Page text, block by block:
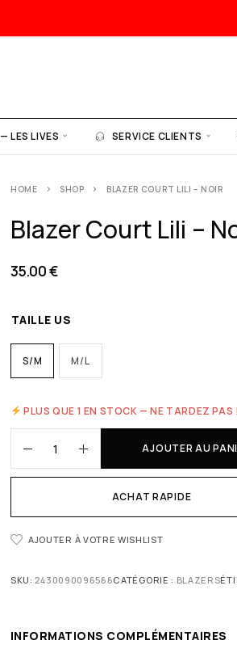
— LES LIVES SERVICE CLIENTS
HOME SHOP BLAZER COURT LILI – NOIR
Blazer Court Lili –
35.00€
TAILLE US
S/M M/L
PLUS QUE 1 EN STOCK — NE TARDEZ PAS !
AJOUTER AU
ACHAT RAPIDE
AJOUTER À VOTRE WISHLIST
SKU:2430090096566CATÉGORIE : BLAZERS
INFORMATIONS COMPLÉMENTAIRES